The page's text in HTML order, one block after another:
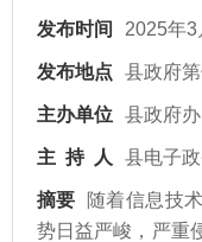
发布时间 2025年3
发布地点 县政府
主办单位 县政府办
主 持 人 县电子
摘要
随着信息技
势日益严峻，严重